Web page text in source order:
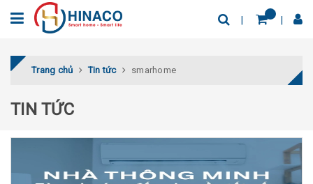
Trang chủ Tin tức smarhome
TIN TỨC